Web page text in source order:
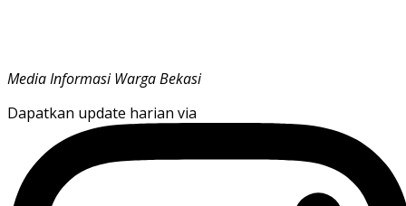
Media Informasi Warga Bekasi
Dapatkan update harian via